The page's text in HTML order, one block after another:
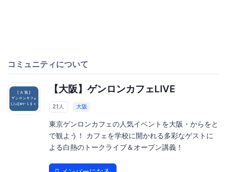
コミュニティについて
【大阪】ゲンロンカフェLIVE
21人 大阪
東京ゲンロンカフェの人気イベントを大阪・からをと
で観よう！ カフェを学校に開かれる多彩なゲストに
よる白熱のトークライブ＆オープン講義！